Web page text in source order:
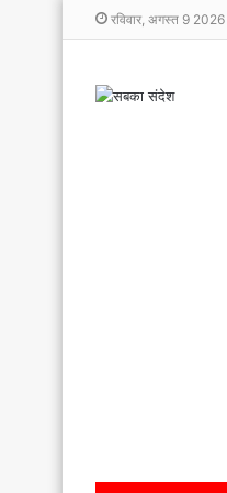
रविवार, अगस्त 9 2026